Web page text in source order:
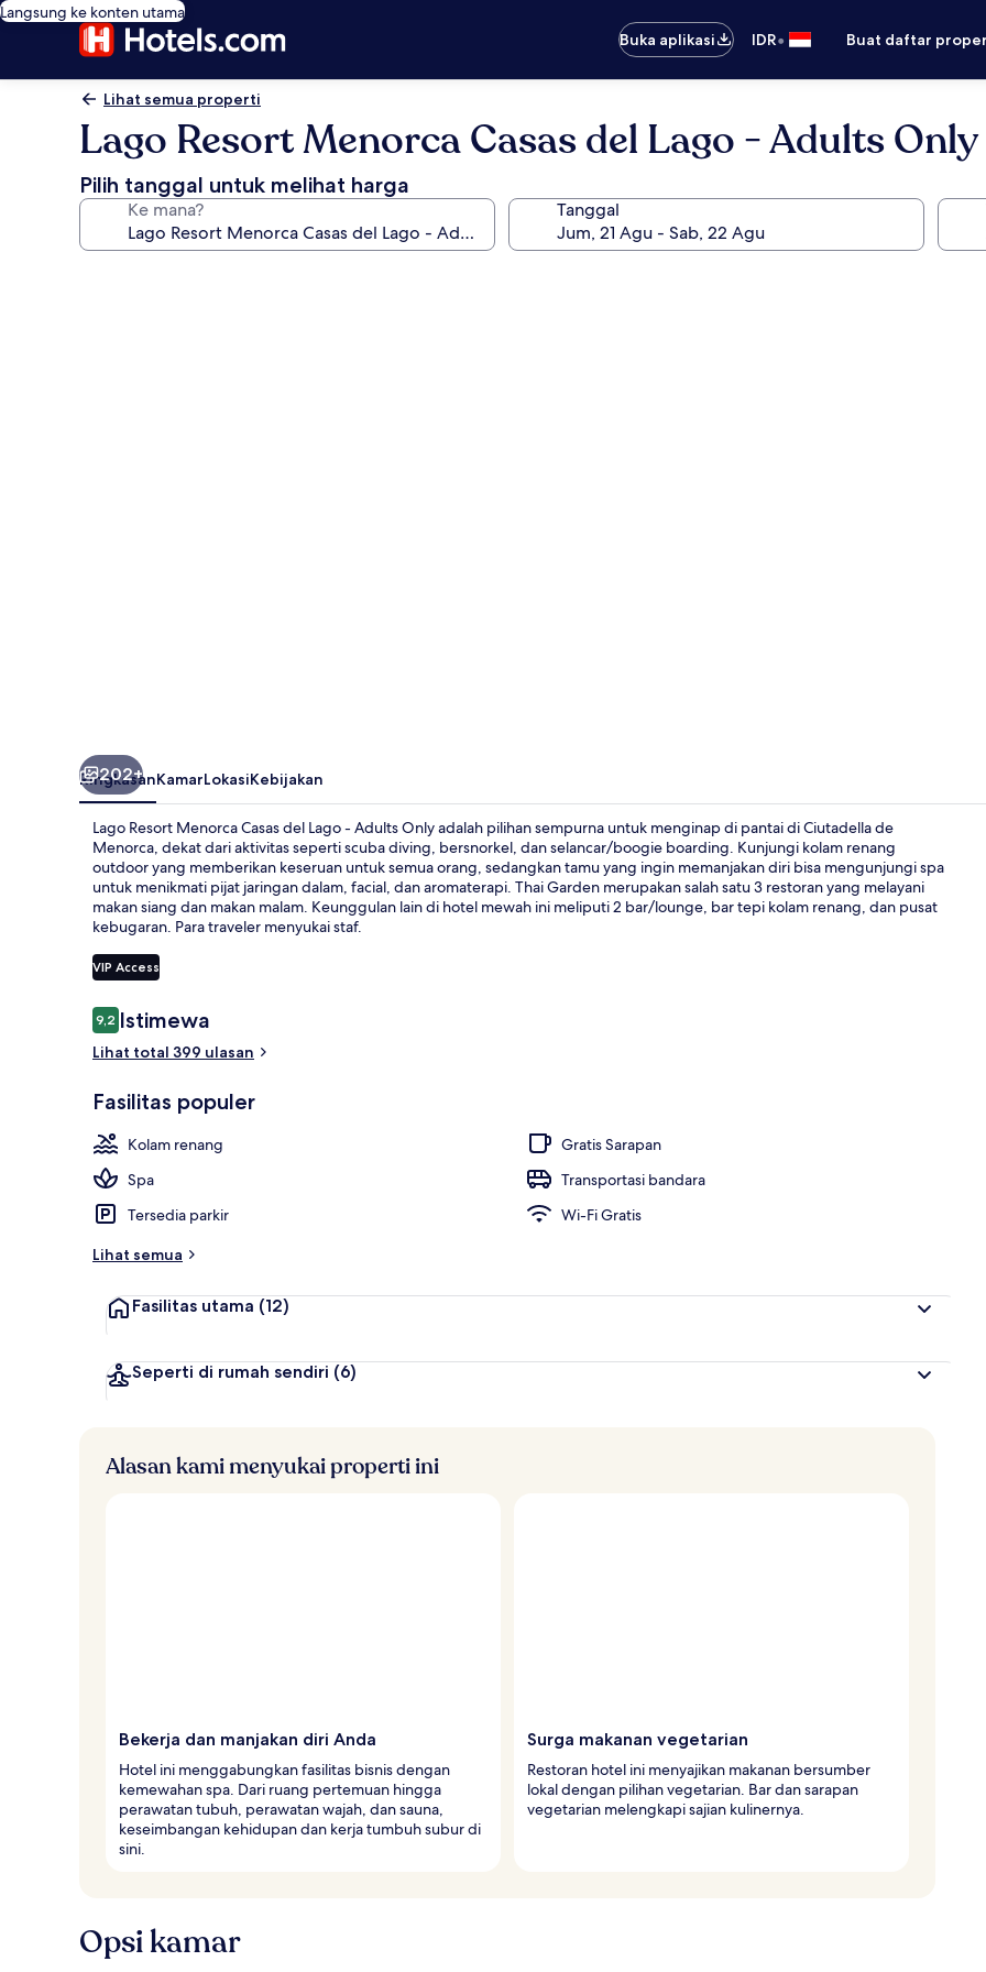
Langsung ke konten utama
Buka aplikasi
IDR• Buat daftar
Lihat semua properti
Lago Resort Menorca Casas del Lago - Adults Only
Pilih tanggal untuk melihat harga
Ke mana? Tanggal
3 restoran;
202+
RingkasanKamarLokasiKebijakan
Lago Resort Menorca Casas del Lago - Adults Only adalah pilihan sempurna untuk menginap di pantai di Ciutadella de
Menorca, dekat dari aktivitas seperti scuba diving, bersnorkel, dan selancar/boogie boarding. Kunjungi kolam renang
outdoor yang memberikan keseruan untuk semua orang, sedangkan tamu yang ingin memanjakan diri bisa mengunjungi spa
untuk menikmati pijat jaringan dalam, facial, dan aromaterapi. Thai Garden merupakan salah satu 3 restoran yang melayani
makan siang dan makan malam. Keunggulan lain di hotel mewah ini meliputi 2 bar/lounge, bar tepi kolam renang, dan pusat
kebugaran. Para traveler menyukai staf.
VIP Access
Ulasan
9,29,2 dari 10
Istimewa
Lihat total 399 ulasan
Fasilitas populer
Kolam renang
Gratis Sarapan
Spa
Transportasi bandara
Tersedia parkir
Wi-Fi Gratis
Lihat semua
Fasilitas utama (12)
Seperti di rumah sendiri (6)
Alasan kami menyukai properti ini
Bekerja dan manjakan diri Anda
Hotel ini menggabungkan fasilitas bisnis dengan
kemewahan spa. Dari ruang pertemuan hingga
perawatan tubuh, perawatan wajah, dan sauna,
keseimbangan kehidupan dan kerja tumbuh subur di
sini.
Surga makanan vegetarian
Restoran hotel ini menyajikan makanan bersumber
lokal dengan pilihan vegetarian. Bar dan sarapan
vegetarian melengkapi sajian kulinernya.
Opsi kamar